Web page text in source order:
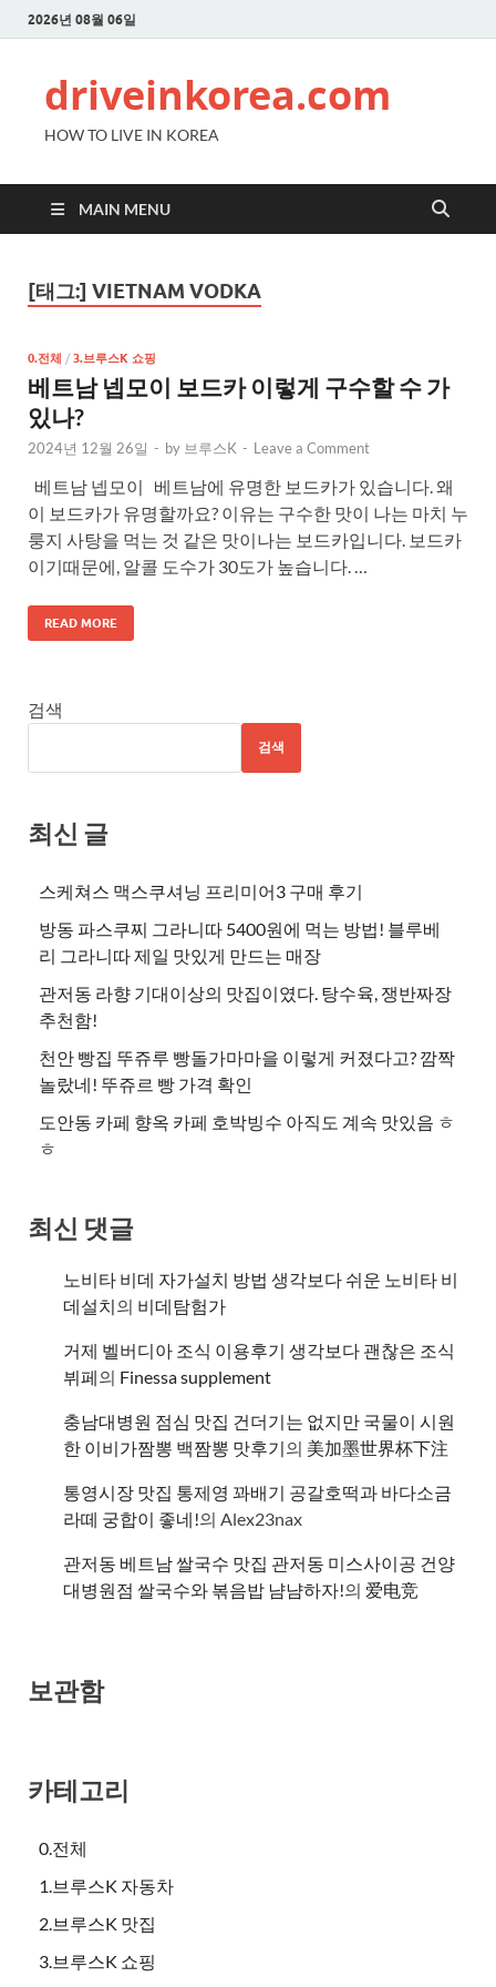
2026년 08월 06일
driveinkorea.com
HOW TO LIVE IN KOREA
MAIN MENU
[태그:] VIETNAM VODKA
0.전체 / 3.브루스K 쇼핑
베트남 넵모이 보드카 이렇게 구수할 수 가
있나?
2024년 12월 26일 - by 브루스K - Leave a Comment
베트남 넵모이 베트남에 유명한 보드카가 있습니다. 왜
이 보드카가 유명할까요? 이유는 구수한 맛이 나는 마치 누
룽지 사탕을 먹는 것 같은 맛이나는 보드카입니다. 보드카
이기때문에, 알콜 도수가 30도가 높습니다. …
READ MORE
검색
검색
최신 글
스케쳐스 맥스쿠셔닝 프리미어3 구매 후기
방동 파스쿠찌 그라니따 5400원에 먹는 방법! 블루베
리 그라니따 제일 맛있게 만드는 매장
관저동 라향 기대이상의 맛집이였다. 탕수육, 쟁반짜장
추천함!
천안 빵집 뚜쥬루 빵돌가마마을 이렇게 커졌다고? 깜짝
놀랐네! 뚜쥬르 빵 가격 확인
도안동 카페 향옥 카페 호박빙수 아직도 계속 맛있음 ㅎ
ㅎ
최신 댓글
노비타 비데 자가설치 방법 생각보다 쉬운 노비타 비
데설치의 비데탐험가
거제 벨버디아 조식 이용후기 생각보다 괜찮은 조식
뷔페의 ​Finessa supplement
충남대병원 점심 맛집 건더기는 없지만 국물이 시원
한 이비가짬뽕 백짬뽕 맛후기의 美加墨世界杯下注
통영시장 맛집 통제영 꽈배기 공갈호떡과 바다소금
라떼 궁합이 좋네!의 Alex23nax
관저동 베트남 쌀국수 맛집 관저동 미스사이공 건양
대병원점 쌀국수와 볶음밥 냠냠하자!의 爱电竞
보관함
카테고리
0.전체
1.브루스K 자동차
2.브루스K 맛집
3.브루스K 쇼핑